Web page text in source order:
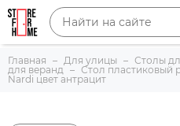
Главная Для улицы Столы
для веранд
Стол пластиковый
Nardi цвет антрацит